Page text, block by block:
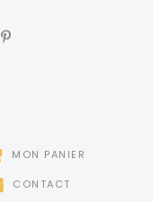
MON PANIER
CONTACT